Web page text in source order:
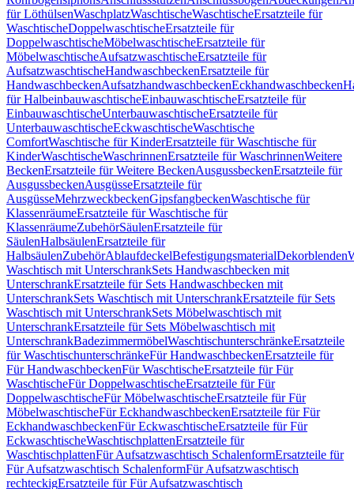
für LöthülsenWaschplatzWaschtischeWaschtischeErsatzteile für
WaschtischeDoppelwaschtischeErsatzteile für
DoppelwaschtischeMöbelwaschtischeErsatzteile für
MöbelwaschtischeAufsatzwaschtischeErsatzteile für
AufsatzwaschtischeHandwaschbeckenErsatzteile für
HandwaschbeckenAufsatzhandwaschbeckenEckhandwaschbecken
für HalbeinbauwaschtischeEinbauwaschtischeErsatzteile für
EinbauwaschtischeUnterbauwaschtischeErsatzteile für
UnterbauwaschtischeEckwaschtischeWaschtische
ComfortWaschtische für KinderErsatzteile für Waschtische für
KinderWaschtischeWaschrinnenErsatzteile für WaschrinnenWeitere
BeckenErsatzteile für Weitere BeckenAusgussbeckenErsatzteile für
AusgussbeckenAusgüsseErsatzteile für
AusgüsseMehrzweckbeckenGipsfangbeckenWaschtische für
KlassenräumeErsatzteile für Waschtische für
KlassenräumeZubehörSäulenErsatzteile für
SäulenHalbsäulenErsatzteile für
HalbsäulenZubehörAblaufdeckelBefestigungsmaterialDekorblenden
Waschtisch mit UnterschrankSets Handwaschbecken mit
UnterschrankErsatzteile für Sets Handwaschbecken mit
UnterschrankSets Waschtisch mit UnterschrankErsatzteile für Sets
Waschtisch mit UnterschrankSets Möbelwaschtisch mit
UnterschrankErsatzteile für Sets Möbelwaschtisch mit
UnterschrankBadezimmermöbelWaschtischunterschränkeErsatzteile
für WaschtischunterschränkeFür HandwaschbeckenErsatzteile für
Für HandwaschbeckenFür WaschtischeErsatzteile für Für
WaschtischeFür DoppelwaschtischeErsatzteile für Für
DoppelwaschtischeFür MöbelwaschtischeErsatzteile für Für
MöbelwaschtischeFür EckhandwaschbeckenErsatzteile für Für
EckhandwaschbeckenFür EckwaschtischeErsatzteile für Für
EckwaschtischeWaschtischplattenErsatzteile für
WaschtischplattenFür Aufsatzwaschtisch SchalenformErsatzteile für
Für Aufsatzwaschtisch SchalenformFür Aufsatzwaschtisch
rechteckigErsatzteile für Für Aufsatzwaschtisch